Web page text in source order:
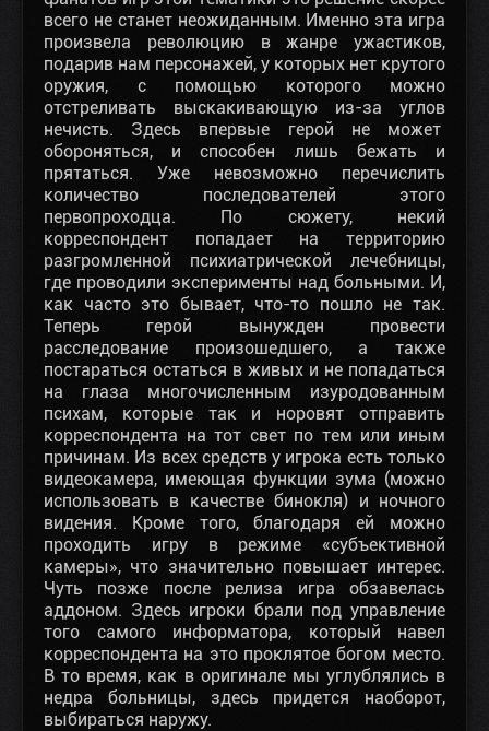
всего не станет неожиданным. Именно эта игра
произвела революцию в жанре ужастиков,
подарив нам персонажей, у которых нет крутого
оружия, с помощью которого можно
отстреливать выскакивающую из-за углов
нечисть. Здесь впервые герой не может
обороняться, и способен лишь бежать и
прятаться. Уже невозможно перечислить
количество последователей этого
первопроходца. По сюжету, некий
корреспондент попадает на территорию
разгромленной психиатрической лечебницы,
где проводили эксперименты над больными. И,
как часто это бывает, что-то пошло не так.
Теперь герой вынужден провести
расследование произошедшего, а также
постараться остаться в живых и не попадаться
на глаза многочисленным изуродованным
психам, которые так и норовят отправить
корреспондента на тот свет по тем или иным
причинам. Из всех средств у игрока есть только
видеокамера, имеющая функции зума (можно
использовать в качестве бинокля) и ночного
видения. Кроме того, благодаря ей можно
проходить игру в режиме «субъективной
камеры», что значительно повышает интерес.
Чуть позже после релиза игра обзавелась
аддоном. Здесь игроки брали под управление
того самого информатора, который навел
корреспондента на это проклятое богом место.
В то время, как в оригинале мы углублялись в
недра больницы, здесь придется наоборот,
выбираться наружу.